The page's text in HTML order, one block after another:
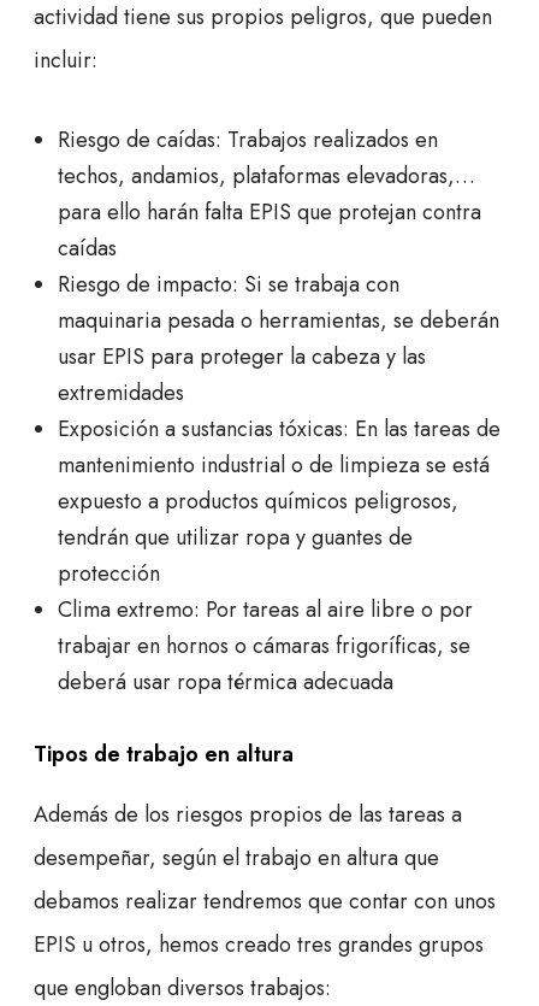
actividad tiene sus propios peligros, que pueden
incluir:
Riesgo de caídas: Trabajos realizados en
techos, andamios, plataformas elevadoras,…
para ello harán falta EPIS que protejan contra
caídas
Riesgo de impacto: Si se trabaja con
maquinaria pesada o herramientas, se deberán
usar EPIS para proteger la cabeza y las
extremidades
Exposición a sustancias tóxicas: En las tareas de
mantenimiento industrial o de limpieza se está
expuesto a productos químicos peligrosos,
tendrán que utilizar ropa y guantes de
protección
Clima extremo: Por tareas al aire libre o por
trabajar en hornos o cámaras frigoríficas, se
deberá usar ropa térmica adecuada
Tipos de trabajo en altura
Además de los riesgos propios de las tareas a
desempeñar, según el trabajo en altura que
debamos realizar tendremos que contar con unos
EPIS u otros, hemos creado tres grandes grupos
que engloban diversos trabajos: